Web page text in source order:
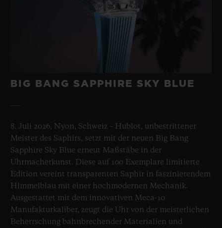
BIG BANG SAPPHIRE SKY BLUE
8. Juli 2026, Nyon, Schweiz – Hublot, unbestrittener
Meister des Saphirs, setzt mit der neuen Big Bang
Sapphire Sky Blue erneut Maßstäbe in der
Uhrmacherkunst. Diese auf 100 Exemplare limitierte
Edition vereint transparenten Saphir in faszinierendem
Himmelblau mit einer hochmodernen Mechanik.
Ausgestattet mit dem innovativen Meca-10
Manufakturkaliber, zeugt die Uhr von der meisterlichen
Beherrschung bahnbrechender Materialien und